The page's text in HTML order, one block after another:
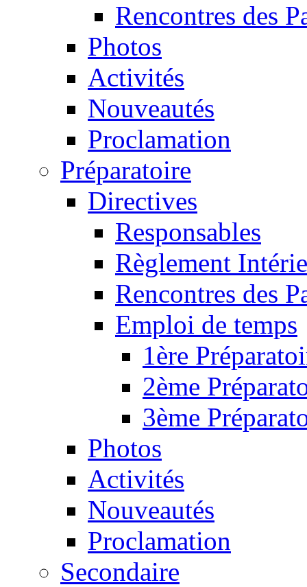
Rencontres des
Photos
Activités
Nouveautés
Proclamation
Préparatoire
Directives
Responsables
Règlement
Rencontres des
Emploi de temps
1ère
2ème
3ème
Photos
Activités
Nouveautés
Proclamation
Secondaire